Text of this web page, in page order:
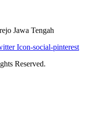
Jawa Tengah
Icon-social-pinterest
Reserved.